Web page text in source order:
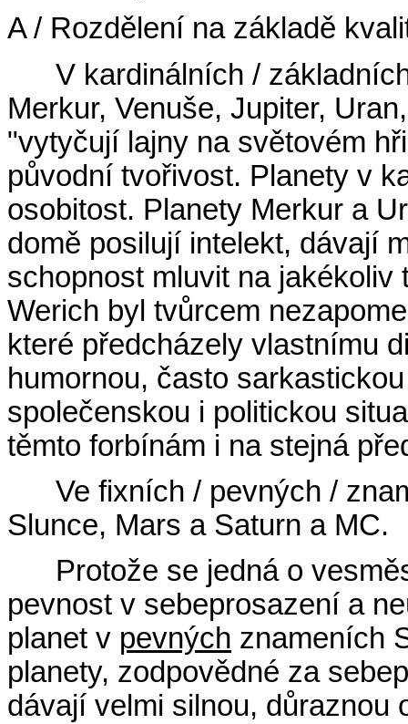
A / Rozdělení na základě
V kardinálních /
Merkur, Venuše, Jupiter,
"vytyčují lajny na světovém
původní tvořivost. Planety v
osobitost. Planety Merkur a
domě posilují intelekt, dávají
schopnost mluvit na
Werich byl tvůrcem
které předcházely vlastnímu
humornou, často
společenskou i politickou
těmto forbínám i na stejná
Ve fixních / pevných /
Slunce, Mars a Saturn a MC.
Protože se jedná o
pevnost v sebeprosazení a
planet v pevných znameních
planety, zodpovědné za
dávají velmi silnou, důraznou